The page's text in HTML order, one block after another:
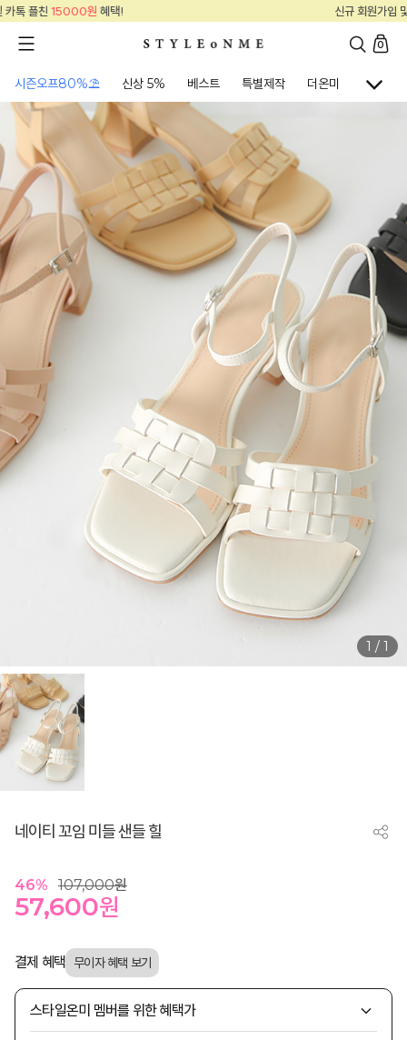
신규 회원가입 및 카톡 플친15000
혜택!
0
시즌오프80%⛱ 신상 5% 베스트 특별제작 더온미 골프웨어
1 / 1
네이티 꼬임 미들 샌들 힐
46% 107,000원
57,600원
결제 혜택
스타일온미 멤버를 위한 혜택가